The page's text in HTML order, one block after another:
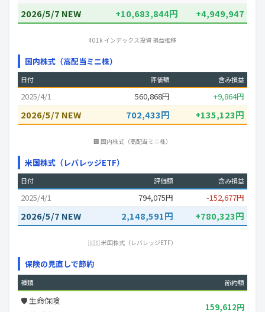
2026/5/7 NEW +10,683,844円 +4,949,947
401k インデックス投資 損益推移
国内株式（高配当ミニ株）
日付 評価額 含み損益
2025/4/1 560,868円 +9,864円
2026/5/7 NEW 702,433円 +135,123円
🏢 国内株式（高配当ミニ株）
米国株式（レバレッジETF）
日付 評価額 含み損益
2025/4/1 794,075円 -152,677円
2026/5/7 NEW 2,148,591円 +780,323円
🇺🇸 米国株式（レバレッジETF）
保険の見直しで節約
種類 節約額
🛡️ 生命保険
159,612円